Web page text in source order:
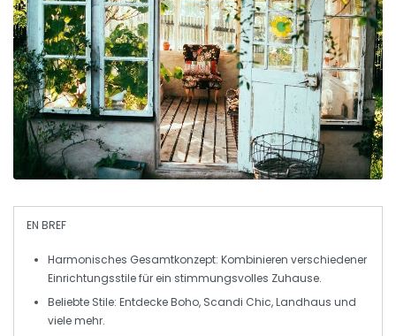
EN BREF
Harmonisches Gesamtkonzept: Kombinieren verschiedener
Einrichtungsstilefür ein stimmungsvolles Zuhause.
Beliebte Stile: EntdeckeBoho, Scandi Chic,Landhaus und
viele mehr.